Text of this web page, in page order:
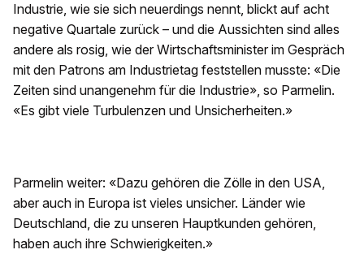
Industrie, wie sie sich neuerdings nennt, blickt auf acht
negative Quartale zurück – und die Aussichten sind alles
andere als rosig, wie der Wirtschaftsminister im Gespräch
mit den Patrons am Industrietag feststellen musste: «Die
Zeiten sind unangenehm für die Industrie», so Parmelin.
«Es gibt viele Turbulenzen und Unsicherheiten.»
Parmelin weiter: «Dazu gehören die Zölle in den USA,
aber auch in Europa ist vieles unsicher. Länder wie
Deutschland, die zu unseren Hauptkunden gehören,
haben auch ihre Schwierigkeiten.»